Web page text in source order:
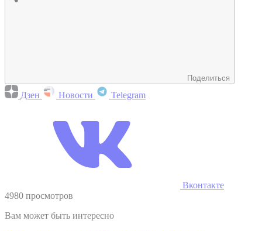
Поделиться
Дзен Новости Telegram
Вконтакте
4980 просмотров
Вам может быть интересно